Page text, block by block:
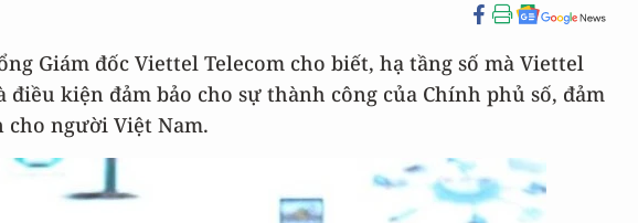
Giám đốc Viettel Telecom cho biết, hạ tầng số mà Viettel
điều kiện đảm bảo cho sự thành công của Chính phủ số, đảm
người Việt Nam.